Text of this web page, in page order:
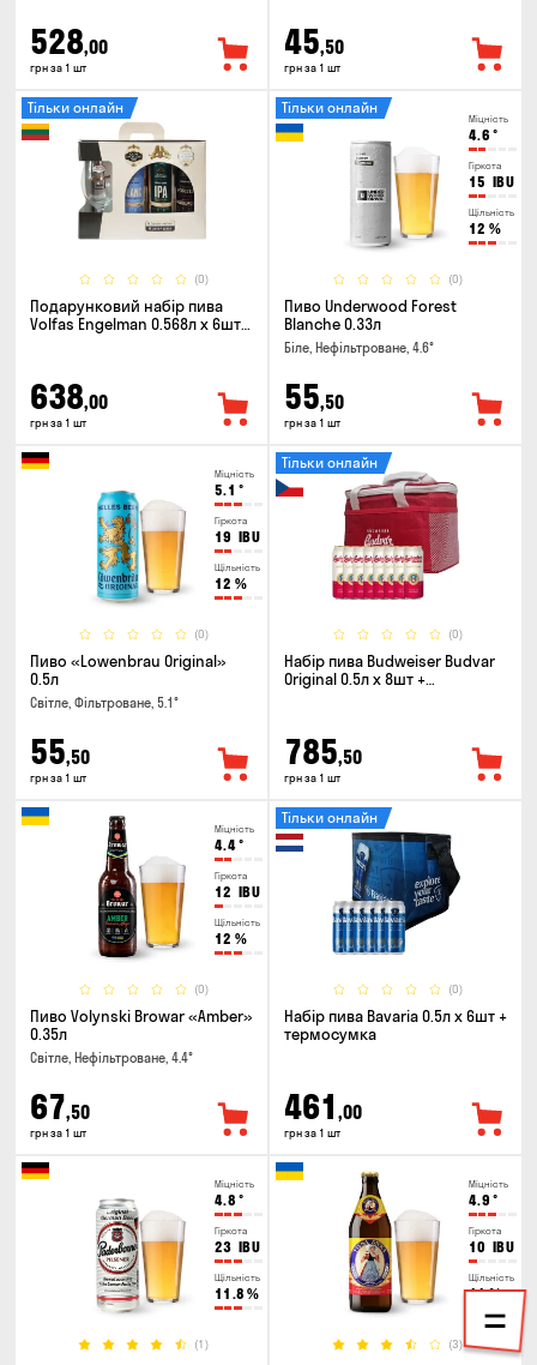
528,00
грн за 1 шт
45,50
грн за 1 шт
(0)
Тільки онлайн
Подарунковий набір пива
Volfas Engelman 0.568л x 6шт +
638,00
грн за 1 шт
Міцність
4.6 °
Гіркота
15 IBU
Щільність
12 %
(0)
Тільки онлайн
Пиво Underwood Forest
Blanche 0.33л
Біле, Нефільтроване, 4.6°
55,50
грн за 1 шт
Міцність
5.1 °
Гіркота
19 IBU
Щільність
12 %
(0)
Пиво «Lowenbrau Original»
0.5л
Світле, Фільтроване, 5.1°
55,50
грн за 1 шт
(0)
Тільки онлайн
Набір пива Budweiser Budvar
Original 0.5л х 8шт +
785,50
грн за 1 шт
Міцність
4.4°
Гіркота
12 IBU
Щільність
12 %
(0)
Пиво Volynski Browar «Amber»
0.35л
Світле, Нефільтроване, 4.4°
67,50
грн за 1 шт
(0)
Тільки онлайн
Набір пива Bavaria 0.5л х 6шт +
термосумка
461 ,00
грн за 1 шт
Міцність
4.8 °
Гіркота
23 IBU
Щільність
11.8 %
(1)
Міцність
4.9 °
Гіркота
10 IBU
Щільність
11%
(3)